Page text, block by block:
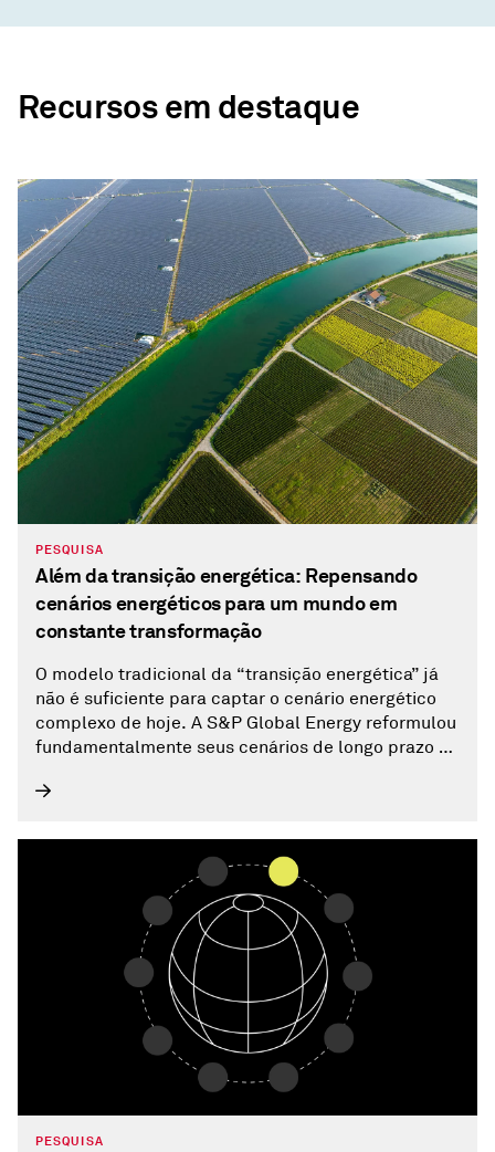
Recursos em destaque
PESQUISA
Além da transição energética: Repensando
cenários energéticos para um mundo em
constante transformação
O modelo tradicional da “transição energética” já
não é suficiente para captar o cenário energético
complexo de hoje. A S&P Global Energy reformulou
fundamentalmente seus cenários de longo prazo de
mercados energéticos modernos. Descubra quais
PESQUISA